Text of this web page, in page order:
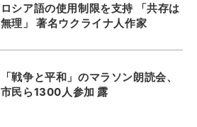
ロシア語の使用制限を支持 「共存は
無理」 著名ウクライナ人作家
「戦争と平和」のマラソン朗読会、
市民ら1300人参加 露